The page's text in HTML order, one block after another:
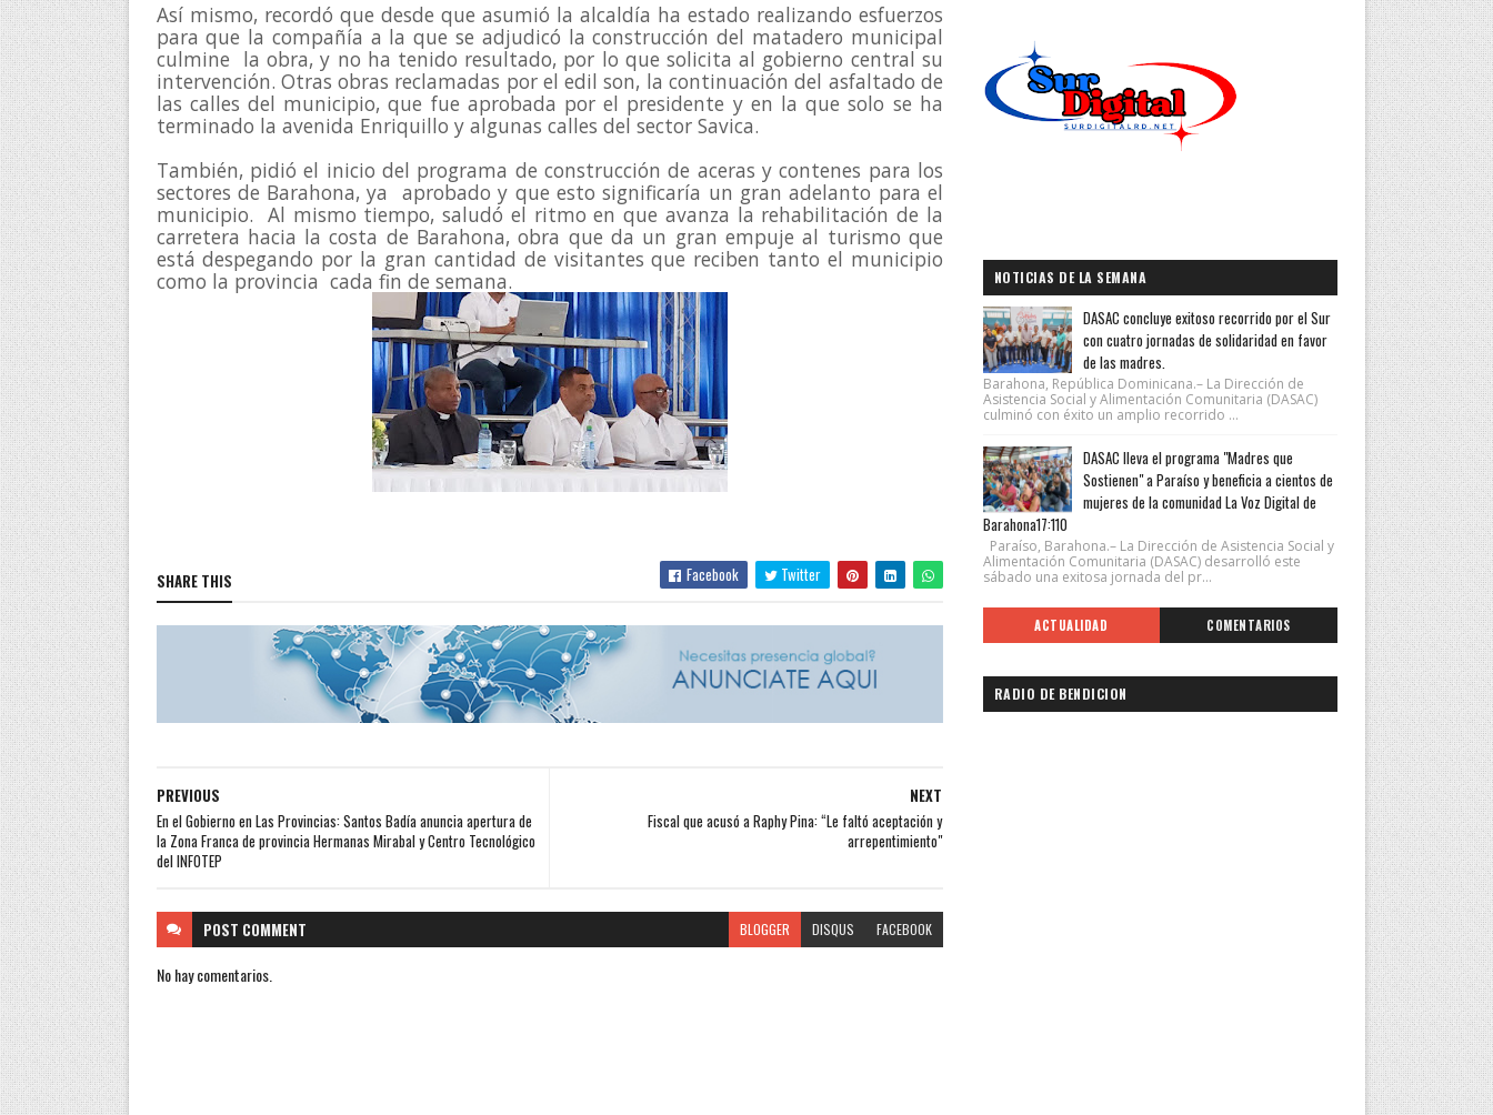
Así mismo, recordó que desde que asumió la alcaldía ha estado realizando esfuerzos
para que la compañía a la que se adjudicó la construcción del matadero municipal
culmine  la obra, y no ha tenido resultado, por lo que solicita al gobierno central su
intervención. Otras obras reclamadas por el edil son, la continuación del asfaltado de
las calles del municipio, que fue aprobada por el presidente y en la que solo se ha
terminado la avenida Enriquillo y algunas calles del sector Savica.
También, pidió el inicio del programa de construcción de aceras y contenes para los
sectores de Barahona, ya  aprobado y que esto significaría un gran adelanto para el
municipio.  Al mismo tiempo, saludó el ritmo en que avanza la rehabilitación de la
carretera hacia la costa de Barahona, obra que da un gran empuje al turismo que
está despegando por la gran cantidad de visitantes que reciben tanto el municipio
como la provincia  cada fin de semana.
SHARE THIS Facebook Twitter
NEXT
Fiscal que acusó a Raphy Pina: “Le faltó aceptación y
arrepentimiento"
PREVIOUS
En el Gobierno en Las Provincias: Santos Badía anuncia apertura de
la Zona Franca de provincia Hermanas Mirabal y Centro Tecnológico
del INFOTEP
POST COMMENT BLOGGER DISQUS FACEBOOK
No hay comentarios.
NOTICIAS DE LA SEMANA
DASAC concluye exitoso recorrido por el Sur
con cuatro jornadas de solidaridad en favor
de las madres.
Barahona, República Dominicana.– La Dirección de
Asistencia Social y Alimentación Comunitaria (DASAC)
culminó con éxito un amplio recorrido ...
DASAC lleva el programa "Madres que
Sostienen" a Paraíso y beneficia a cientos de
mujeres de la comunidad La Voz Digital de
Barahona17:110
Paraíso, Barahona.– La Dirección de Asistencia Social y
Alimentación Comunitaria (DASAC) desarrolló este
sábado una exitosa jornada del pr...
ACTUALIDAD COMENTARIOS
RADIO DE BENDICION